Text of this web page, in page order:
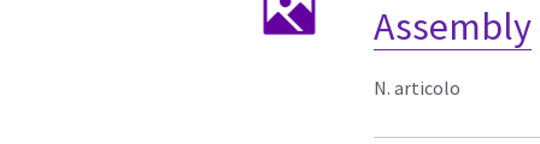
Assembly
N. articolo